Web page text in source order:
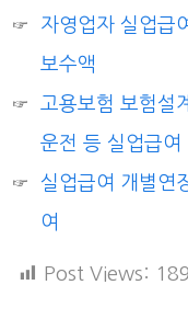
자영업자 실업급
보수액
고용보험 보험설
운전 등 실업급여
실업급여 개별연
여
Post Views: 189